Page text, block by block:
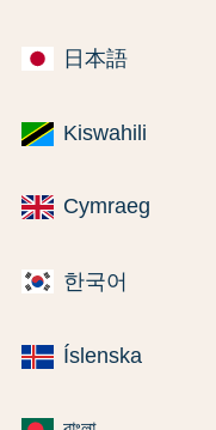
日本語
Kiswahili
Cymraeg
한국어
Íslenska